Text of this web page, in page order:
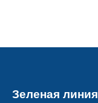
Зеленая линия